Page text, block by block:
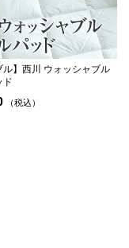
】 西川 ウォッシャブル
ド
税込